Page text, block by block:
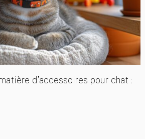
d’accessoires pour chat :